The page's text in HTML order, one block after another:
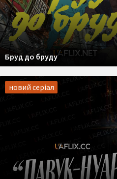
Бруд до бруду
новий серіал